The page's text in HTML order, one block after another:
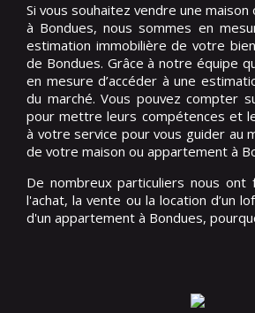
Si vous souhaitez vendre une
à Bondues, nous sommes en
estimation immobilière de votre
de Bondues. Grâce à notre équipe
en mesure d’accéder à une
du marché. Vous pouvez compter
pour mettre leurs compétences et
à votre service pour vous guider au
de votre maison ou appartement à
De nombreux particuliers nous ont
l'achat, la vente ou la location d’un
d'un appartement à Bondues,